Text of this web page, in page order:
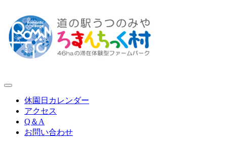
休園日カレンダー
アクセス
Q＆A
お問い合わせ